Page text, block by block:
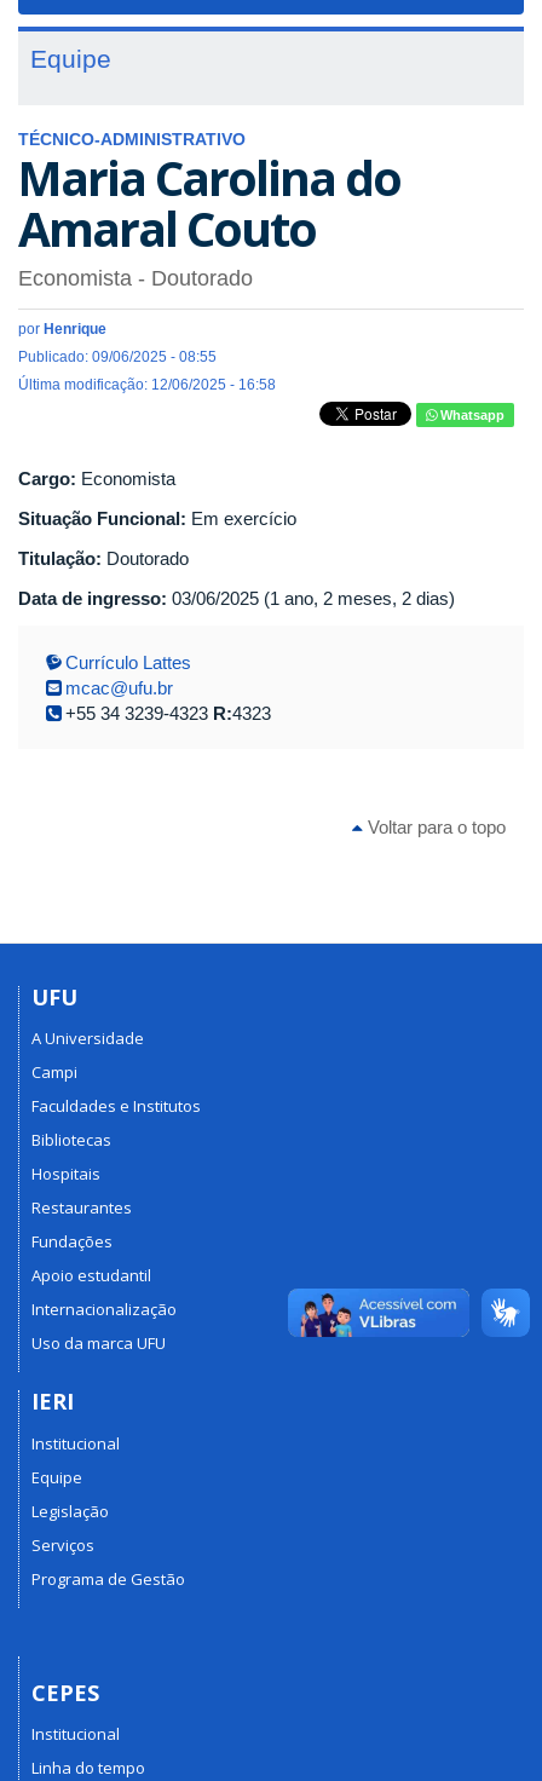
Equipe
TÉCNICO-ADMINISTRATIVO
Maria Carolina do
Amaral Couto
Economista - Doutorado
por Henrique
Publicado: 09/06/2025 - 08:55
Última modificação: 12/06/2025 - 16:58
Whatsapp
Cargo: Economista
Situação Funcional: Em exercício
Titulação: Doutorado
Data de ingresso: 03/06/2025 (1 ano, 2 meses, 2 dias)
Currículo Lattes
mcac@ufu.br
+55 34 3239-4323 R:4323
Voltar para o topo
UFU
A Universidade
Campi
Faculdades e Institutos
Bibliotecas
Hospitais
Restaurantes
Fundações
Apoio estudantil
Internacionalização
Uso da marca UFU
IERI
Institucional
Equipe
Legislação
Serviços
Programa de Gestão
CEPES
Institucional
Linha do tempo